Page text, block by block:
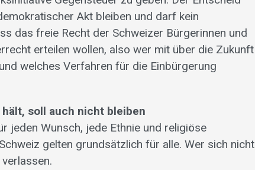
Akt bleiben und darf kein
das freie Recht der Schweizer Bürgerinnen und
erteilen wollen, also wer mit über die Zukunft
welches Verfahren für die Einbürgerung
soll auch nicht bleiben
jeden Wunsch, jede Ethnie und religiöse
gelten grundsätzlich für alle. Wer sich nicht